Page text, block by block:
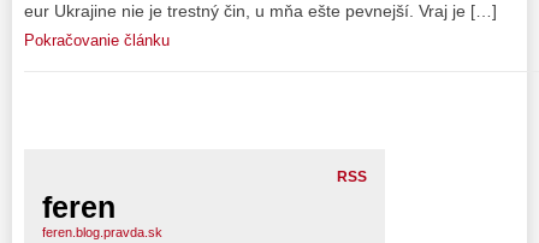
eur Ukrajine nie je trestný čin, u mňa ešte pevnejší. Vraj je […]
Pokračovanie článku
RSS
feren
feren.blog.pravda.sk